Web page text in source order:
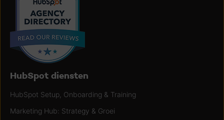
HubSpot diensten
HubSpot Setup, Onboarding & Training
Marketing Hub: Strategy & Groei